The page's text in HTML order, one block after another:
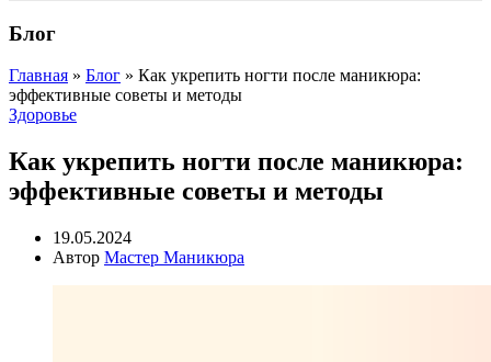
Блог
Главная » Блог » Как укрепить ногти после маникюра:
эффективные советы и методы
Здоровье
Как укрепить ногти после маникюра:
эффективные советы и методы
19.05.2024
Автор Мастер Маникюра